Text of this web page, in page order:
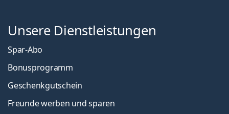
Unsere Dienstleistungen
Spar-Abo
Bonusprogramm
Geschenkgutschein
Freunde werben und sparen